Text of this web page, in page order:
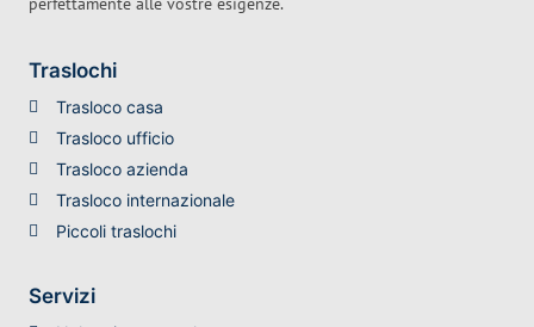
Traslochi
Trasloco casa
Trasloco ufficio
Trasloco azienda
Trasloco internazionale
Piccoli traslochi
Servizi